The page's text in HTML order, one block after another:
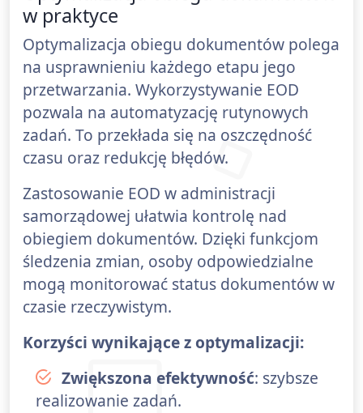
w praktyce
Optymalizacja obiegu dokumentów polega
na usprawnieniu każdego etapu jego
przetwarzania. Wykorzystywanie EOD
pozwala na automatyzację rutynowych
zadań. To przekłada się na oszczędność
czasu oraz redukcję błędów.
Zastosowanie EOD w administracji
samorządowej ułatwia kontrolę nad
obiegiem dokumentów. Dzięki funkcjom
śledzenia zmian, osoby odpowiedzialne
mogą monitorować status dokumentów w
czasie rzeczywistym.
Korzyści wynikające z optymalizacji:
Zwiększona efektywność: szybsze
realizowanie zadań.